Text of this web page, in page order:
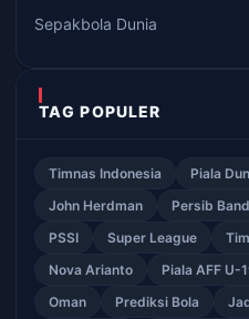
Sepakbola Dunia
TAG POPULER
Timnas Indonesia Piala
John Herdman
Persib
PSSI
Super League
Nova Arianto
Piala AFF U-
Oman
Prediksi Bola